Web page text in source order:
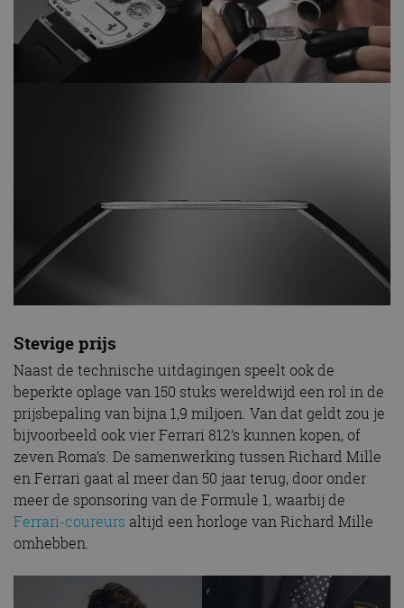
Stevige prijs
Naast de technische uitdagingen speelt ook de
beperkte oplage van 150 stuks wereldwijd een rol in de
prijsbepaling van bijna 1,9 miljoen. Van dat geldt zou je
bijvoorbeeld ook vier Ferrari 812’s kunnen kopen, of
zeven Roma’s. De samenwerking tussen Richard Mille
en Ferrari gaat al meer dan 50 jaar terug, door onder
meer de sponsoring van de Formule 1, waarbij de
Ferrari-coureurs altijd een horloge van Richard Mille
omhebben.